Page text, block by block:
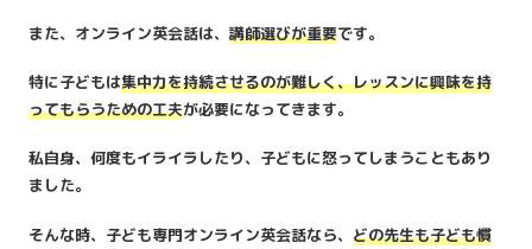
また、オンライン英会話は、 講師選びが重要です。
特に子どもは集中力を持続させるのが難しく、レッスンに興味を持
ってもらうための工夫が必要になってきます。
私自身、何度もイライラしたり、子どもに怒ってしまうこともあり
ました。
そんな時、子ども専門オンライン英会話なら、 どの先生も子ども慣